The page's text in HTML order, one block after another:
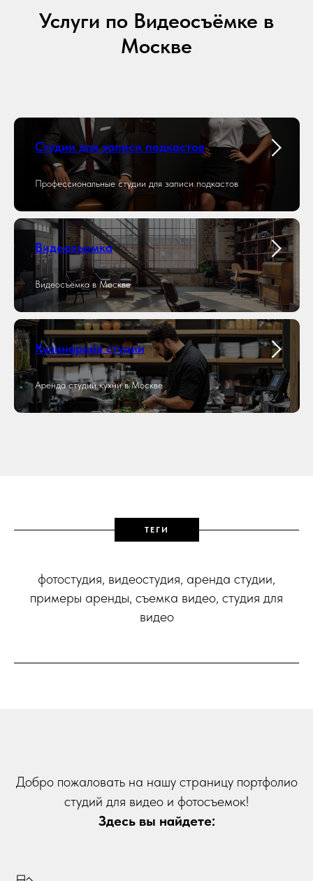
Услуги по Видеосъёмке в
Москве
Студии для записи подкастов
Профессиональные студии для записи подкастов
Видеосъемка
Видеосъёмка в Москве
Кулинарная студии
Аренда студий кухни в Москве
ТЕГИ
фотостудия, видеостудия, аренда студии,
примеры аренды, съемка видео, студия для
видео
Добро пожаловать на нашу страницу портфолио
студий для видео и фотосъемок!
Здесь вы найдете: